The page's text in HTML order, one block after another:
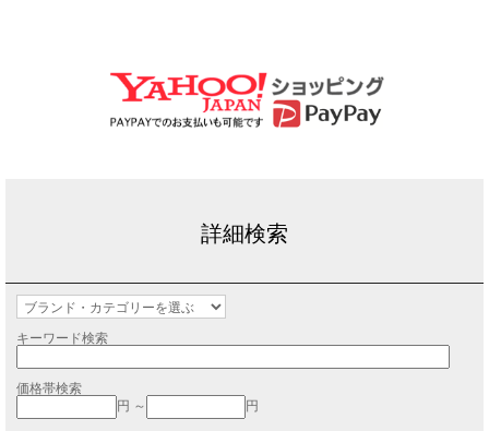
詳細検索
キーワード検索
価格帯検索
円 ～
円